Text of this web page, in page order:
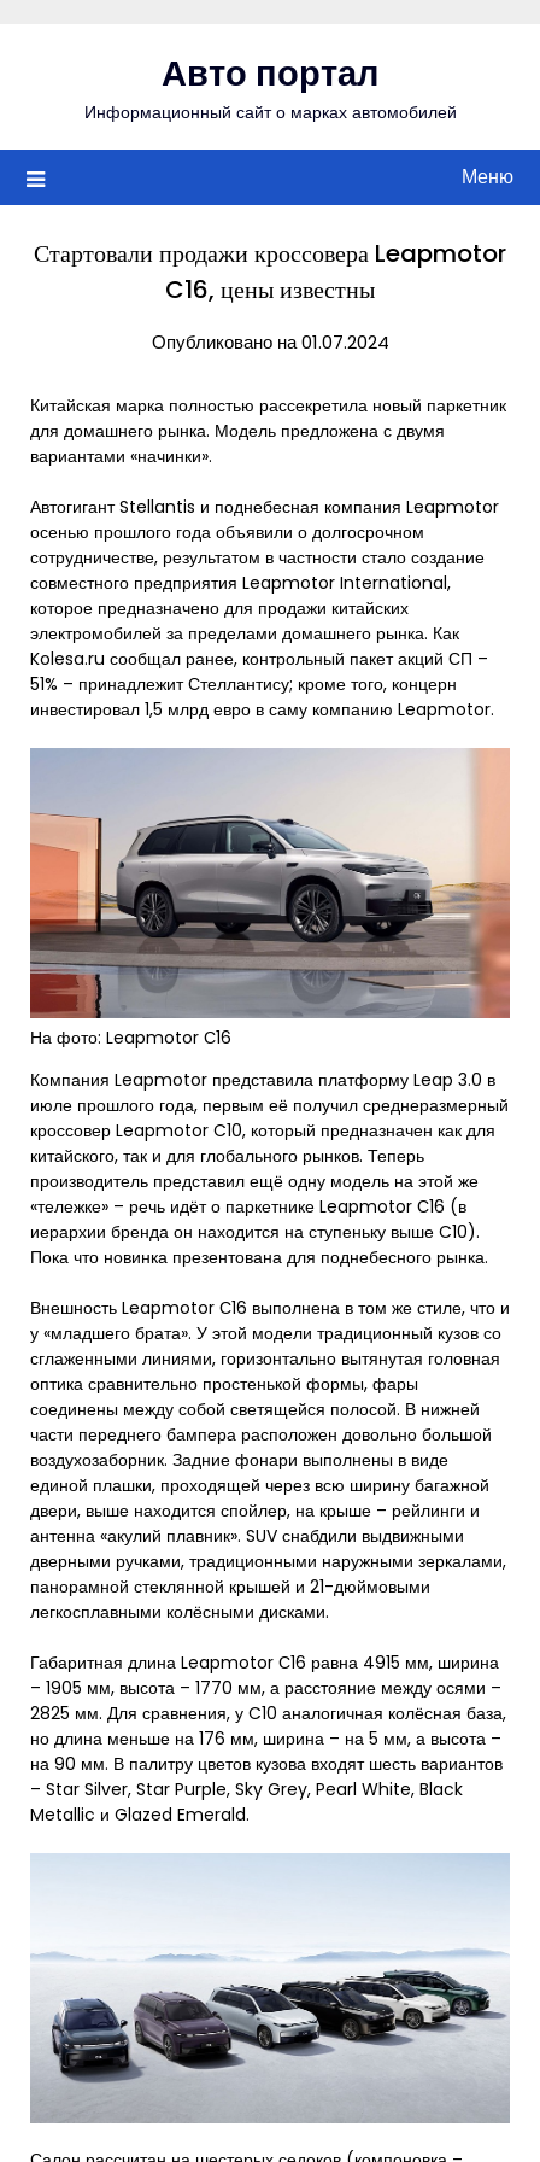
Авто портал
Информационный сайт о марках автомобилей
Меню
Стартовали продажи кроссовера Leapmotor
C16, цены известны
Опубликовано на 01.07.2024
Китайская марка полностью рассекретила новый паркетник
для домашнего рынка. Модель предложена с двумя
вариантами «начинки».
Автогигант Stellantis и поднебесная компания Leapmotor
осенью прошлого года объявили о долгосрочном
сотрудничестве, результатом в частности стало создание
совместного предприятия Leapmotor International,
которое предназначено для продажи китайских
электромобилей за пределами домашнего рынка. Как
Kolesa.ru сообщал ранее, контрольный пакет акций СП –
51% – принадлежит Стеллантису; кроме того, концерн
инвестировал 1,5 млрд евро в саму компанию Leapmotor.
На фото: Leapmotor С16
Компания Leapmotor представила платформу Leap 3.0 в
июле прошлого года, первым её получил среднеразмерный
кроссовер Leapmotor C10, который предназначен как для
китайского, так и для глобального рынков. Теперь
производитель представил ещё одну модель на этой же
«тележке» – речь идёт о паркетнике Leapmotor С16 (в
иерархии бренда он находится на ступеньку выше C10).
Пока что новинка презентована для поднебесного рынка.
Внешность Leapmotor С16 выполнена в том же стиле, что и
у «младшего брата». У этой модели традиционный кузов со
сглаженными линиями, горизонтально вытянутая головная
оптика сравнительно простенькой формы, фары
соединены между собой светящейся полосой. В нижней
части переднего бампера расположен довольно большой
воздухозаборник. Задние фонари выполнены в виде
единой плашки, проходящей через всю ширину багажной
двери, выше находится спойлер, на крыше – рейлинги и
антенна «акулий плавник». SUV снабдили выдвижными
дверными ручками, традиционными наружными зеркалами,
панорамной стеклянной крышей и 21-дюймовыми
легкосплавными колёсными дисками.
Габаритная длина Leapmotor С16 равна 4915 мм, ширина
– 1905 мм, высота – 1770 мм, а расстояние между осями –
2825 мм. Для сравнения, у C10 аналогичная колёсная база,
но длина меньше на 176 мм, ширина – на 5 мм, а высота –
на 90 мм. В палитру цветов кузова входят шесть вариантов
– Star Silver, Star Purple, Sky Grey, Pearl White, Black
Metallic и Glazed Emerald.